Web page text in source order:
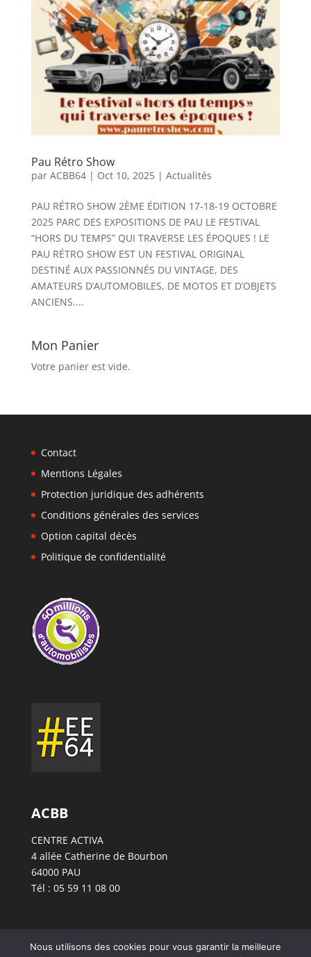
Pau Rétro Show
par ACBB64| Oct 10, 2025| Actualités
PAU RÉTRO SHOW 2ÈME ÉDITION 17-18-19 OCTOBRE
2025 PARC DES EXPOSITIONS DE PAU LE FESTIVAL
“HORS DU TEMPS” QUI TRAVERSE LES ÉPOQUES ! LE
PAU RÉTRO SHOW EST UN FESTIVAL ORIGINAL
DESTINÉ AUX PASSIONNÉS DU VINTAGE, DES
AMATEURS D’AUTOMOBILES, DE MOTOS ET D’OBJETS
ANCIENS....
Mon Panier
Votre panier est vide.
Contact
Mentions Légales
Protection juridique des adhérents
Conditions générales des services
Option capital décès
Politique de confidentialité
ACBB
CENTRE ACTIVA
4 allée Catherine de Bourbon
64000 PAU
Tél : 05 59 11 08 00
Nous utilisons des cookies pour vous garantir la meilleure